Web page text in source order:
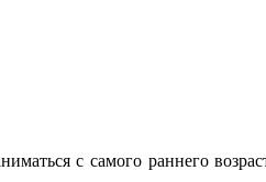
с самого раннего